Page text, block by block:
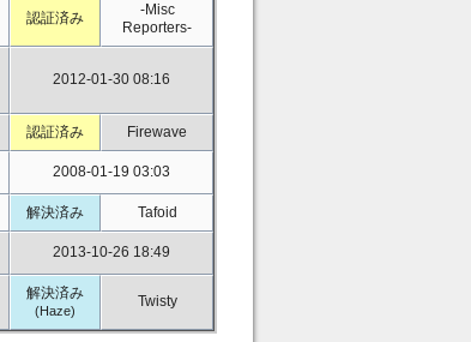
認証済み
-Misc
Reporters-
2012-01-30 08:16
認証済み Firewave
2008-01-19 03:03
解決済み Tafoid
2013-10-26 18:49
解決済み
(Haze)
Twisty